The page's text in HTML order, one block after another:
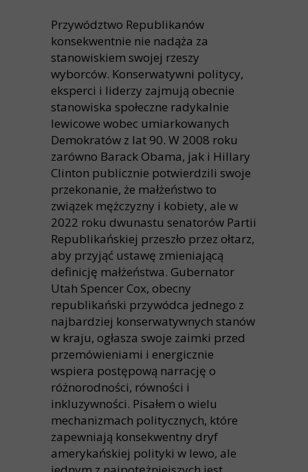
Przywództwo Republikanów
konsekwentnie nie nadąża za
stanowiskiem swojej rzeszy
wyborców. Konserwatywni politycy,
eksperci i liderzy zajmują obecnie
stanowiska społeczne radykalnie
lewicowe wobec umiarkowanych
Demokratów z lat 90. W 2008 roku
zarówno Barack Obama, jak i Hillary
Clinton publicznie potwierdzili swoje
przekonanie, że małżeństwo to
związek mężczyzny i kobiety, ale w
2022 roku dwunastu senatorów Partii
Republikańskiej przeszło przez ołtarz,
aby przyjąć ustawę zmieniającą
definicję małżeństwa. Gubernator
Utah Spencer Cox, obecny
republikański przywódca jednego z
najbardziej konserwatywnych stanów
w kraju, ogłasza swoje zaimki przed
przemówieniami i energicznie
wspiera postępową narrację o
różnorodności, równości i
inkluzywności. Pisałem o wielu
mechanizmach politycznych, które
zapewniają konsekwentny dryf
amerykańskiej polityki w lewo, ale